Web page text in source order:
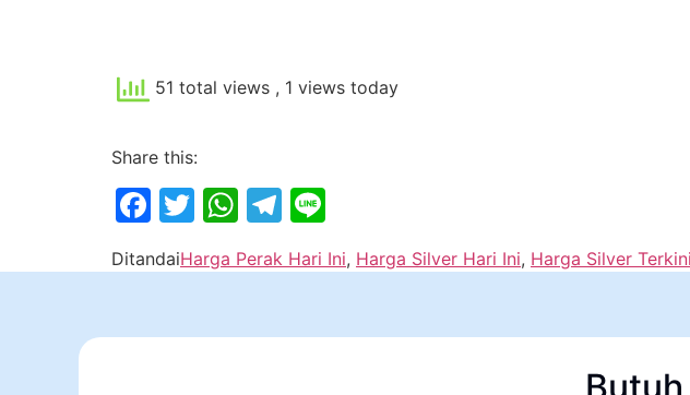
51 total views , 1 views today
Share this:
Facebook
Twitter
WhatsApp
Telegram
DitandaiHarga Perak Hari Ini, Harga Silver Hari Ini, Harga Silver Terkini